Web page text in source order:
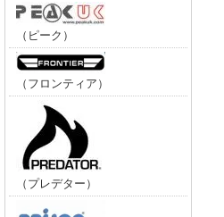
（ピーク）
（フロンティア）
（プレデター）